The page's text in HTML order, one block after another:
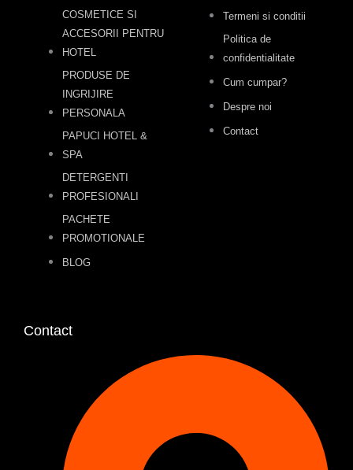
COSMETICE SI
ACCESORII PENTRU
HOTEL
PRODUSE DE
INGRIJIRE
PERSONALA
PAPUCI HOTEL &
SPA
DETERGENTI
PROFESIONALI
PACHETE
PROMOTIONALE
BLOG
Termeni si conditii
Politica de
confidentialitate
Cum cumpar?
Despre noi
Contact
Contact